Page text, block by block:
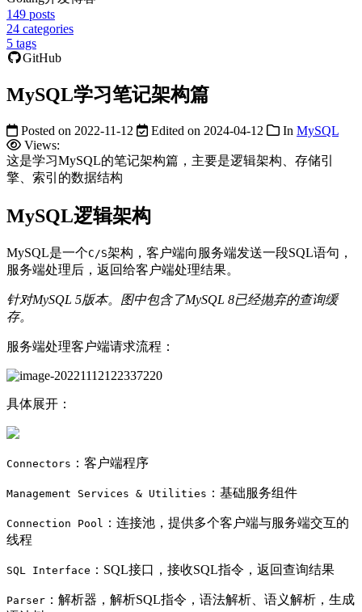
149 posts
24 categories
5 tags
GitHub
MySQL学习笔记架构篇
Posted on 2022-11-12 Edited on 2024-04-12 In MySQL
Views:
这是学习MySQL的笔记架构篇，主要是逻辑架构、存储引
擎、索引的数据结构
MySQL逻辑架构
MySQL是一个C/S架构，客户端向服务端发送一段SQL语句，
服务端处理后，返回给客户端处理结果。
针对MySQL 5版本。图中包含了MySQL 8已经抛弃的查询缓
存。
服务端处理客户端请求流程：
具体展开：
Connectors ：客户端程序
Management Services & Utilities ：基础服务组件
Connection Pool
：连接池，提供多个客户端与服务端交互的
线程
SQL Interface ：SQL接口，接收SQL指令，返回查询结果
Parser ：解析器，解析SQL指令，语法解析、语义解析，生成